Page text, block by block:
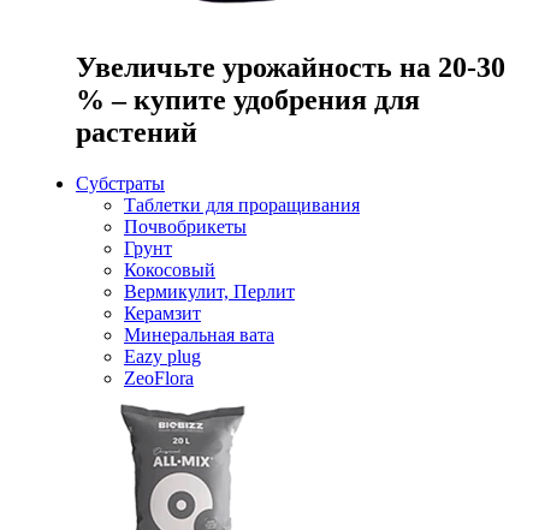
Увеличьте урожайность на 20-30
% – купите удобрения для
растений
Субстраты
Таблетки для проращивания
Почвобрикеты
Грунт
Кокосовый
Вермикулит, Перлит
Керамзит
Минеральная вата
Eazy plug
ZeoFlora